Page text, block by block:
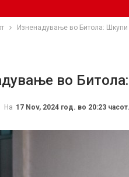
Изненадување во Битола:
во
На 17 Nov, 2024 год. во 20:23 часот.